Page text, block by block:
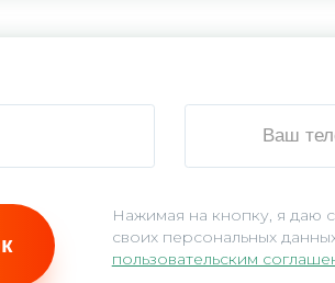
Нажимая на кнопку, я даю
своих персональных
пользовательским